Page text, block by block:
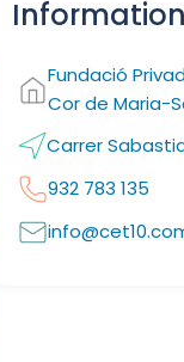
Fundació
Cor de Maria-
Carrer
932 783 135